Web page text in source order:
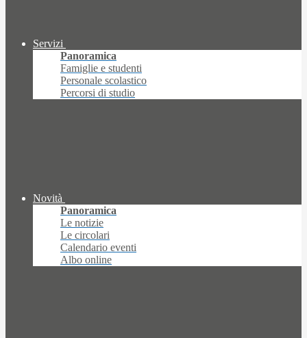
Servizi
Panoramica
Famiglie e studenti
Personale scolastico
Percorsi di studio
Novità
Panoramica
Le notizie
Le circolari
Calendario eventi
Albo online